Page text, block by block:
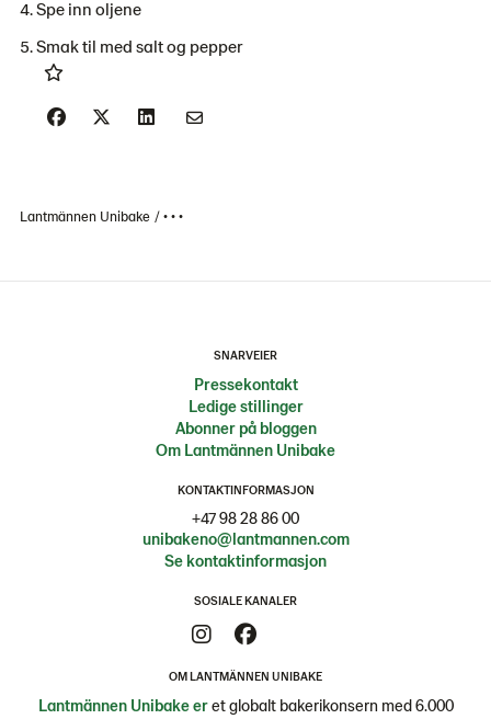
Spe inn oljene
Smak til med salt og pepper
Lantmännen Unibake • • •
SNARVEIER
Pressekontakt
Ledige stillinger
Abonner på bloggen
Om Lantmännen Unibake
KONTAKTINFORMASJON
+47 98 28 86 00
unibakeno@lantmannen.com
Se kontaktinformasjon
SOSIALE KANALER
OM LANTMÄNNEN UNIBAKE
Lantmännen Unibake eret globalt bakerikonsern med 6.000